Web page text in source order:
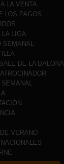
LA VENTA
LOS PAGOS
LA LIGA
SEMANAL
DE LA BALONA
SEMANAL
VERANO